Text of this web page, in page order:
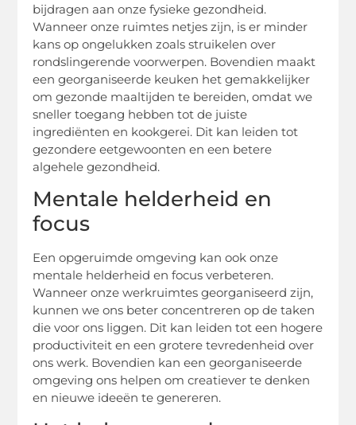
bijdragen aan onze fysieke gezondheid.
Wanneer onze ruimtes netjes zijn, is er minder
kans op ongelukken zoals struikelen over
rondslingerende voorwerpen. Bovendien maakt
een georganiseerde keuken het gemakkelijker
om gezonde maaltijden te bereiden, omdat we
sneller toegang hebben tot de juiste
ingrediënten en kookgerei. Dit kan leiden tot
gezondere eetgewoonten en een betere
algehele gezondheid.
Mentale helderheid en
focus
Een opgeruimde omgeving kan ook onze
mentale helderheid en focus verbeteren.
Wanneer onze werkruimtes georganiseerd zijn,
kunnen we ons beter concentreren op de taken
die voor ons liggen. Dit kan leiden tot een hogere
productiviteit en een grotere tevredenheid over
ons werk. Bovendien kan een georganiseerde
omgeving ons helpen om creatiever te denken
en nieuwe ideeën te genereren.